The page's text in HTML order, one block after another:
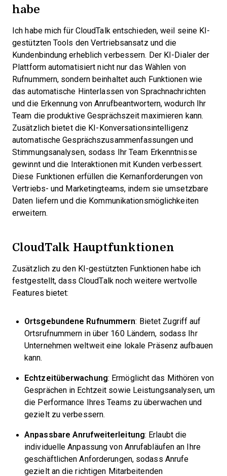
habe
Ich habe mich für CloudTalk entschieden, weil seine KI-
gestützten Tools den Vertriebsansatz und die
Kundenbindung erheblich verbessern. Der KI-Dialer der
Plattform automatisiert nicht nur das Wählen von
Rufnummern, sondern beinhaltet auch Funktionen wie
das automatische Hinterlassen von Sprachnachrichten
und die Erkennung von Anrufbeantwortern, wodurch Ihr
Team die produktive Gesprächszeit maximieren kann.
Zusätzlich bietet die KI-Konversationsintelligenz
automatische Gesprächszusammenfassungen und
Stimmungsanalysen, sodass Ihr Team Erkenntnisse
gewinnt und die Interaktionen mit Kunden verbessert.
Diese Funktionen erfüllen die Kernanforderungen von
Vertriebs- und Marketingteams, indem sie umsetzbare
Daten liefern und die Kommunikationsmöglichkeiten
erweitern.
CloudTalk Hauptfunktionen
Zusätzlich zu den KI-gestützten Funktionen habe ich
festgestellt, dass CloudTalk noch weitere wertvolle
Features bietet:
Ortsgebundene Rufnummern: Bietet Zugriff auf
Ortsrufnummern in über 160 Ländern, sodass Ihr
Unternehmen weltweit eine lokale Präsenz aufbauen
kann.
Echtzeitüberwachung: Ermöglicht das Mithören von
Gesprächen in Echtzeit sowie Leistungsanalysen, um
die Performance Ihres Teams zu überwachen und
gezielt zu verbessern.
Anpassbare Anrufweiterleitung: Erlaubt die
individuelle Anpassung von Anrufabläufen an Ihre
geschäftlichen Anforderungen, sodass Anrufe
gezielt an die richtigen Mitarbeitenden